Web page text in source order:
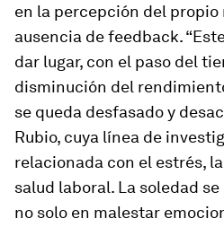
en la percepción del
ausencia defeedback.
dar lugar, con el paso del
disminución del
se queda desfasado y
Rubio, cuya línea de
relacionada con el estrés,
salud laboral. La soledad
no solo en malestar